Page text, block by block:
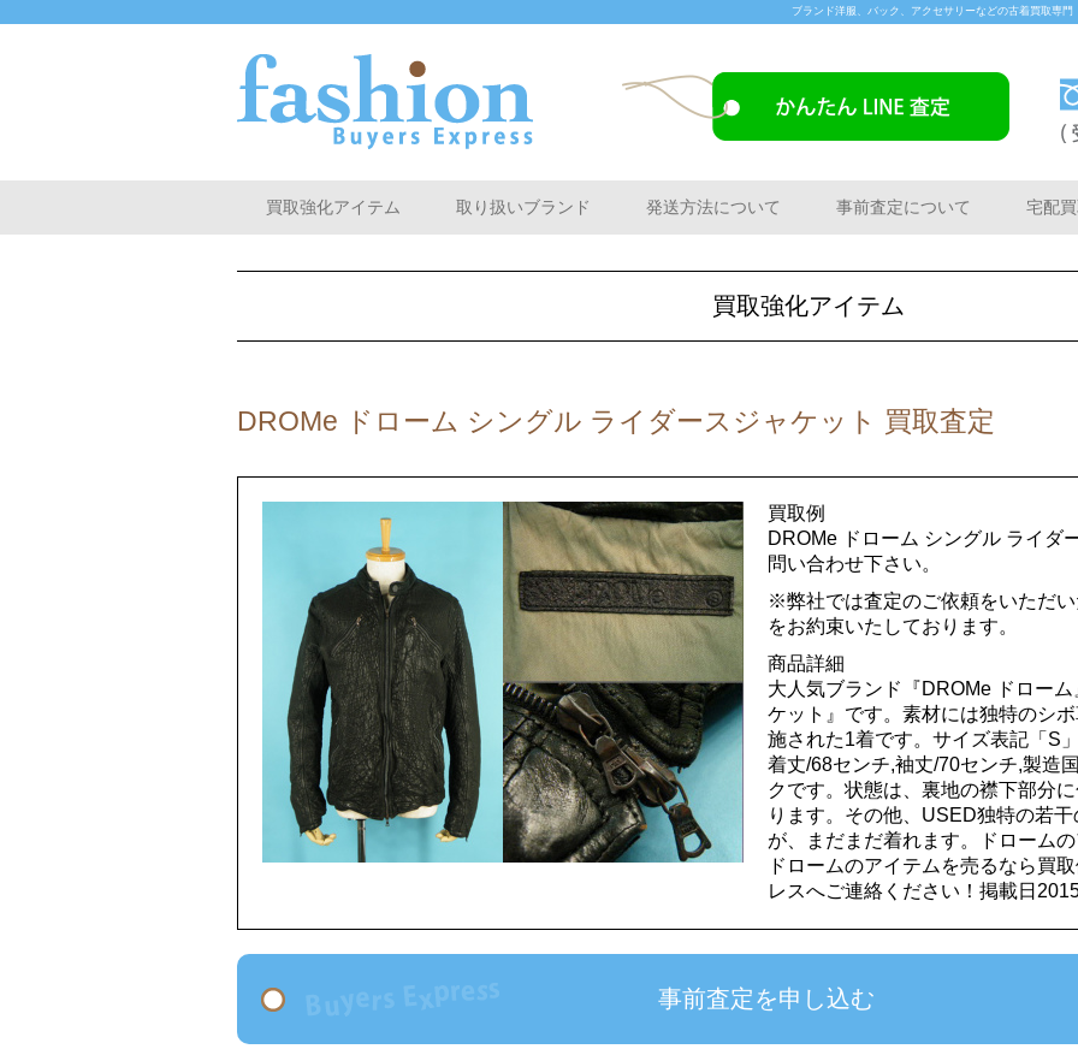
ブランド洋服、バック、アクセサリーなどの古着買取専
買取強化アイテム 取り扱いブランド 発送方法について 事前査定について 宅配
買取強化アイテム
DROMe ドローム シングル ライダースジャケット 買取査定
買取例
DROMe ドローム シングル ライダ
問い合わせ下さい。
※弊社では査定のご依頼をいただい
をお約束いたしております。
商品詳細
大人気ブランド『DROMe ドロー
ケット』です。素材には独特のシ
施された1着です。サイズ表記「S
着丈/68センチ,袖丈/70センチ,製造
クです。状態は、裏地の襟下部分
ります。その他、USED独特の若
が、まだまだ着れます。ドローム
ドロームのアイテムを売るなら買
レスへご連絡ください！掲載日
事前査定を申し込む